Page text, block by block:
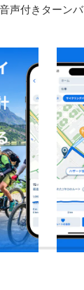
声付きターン